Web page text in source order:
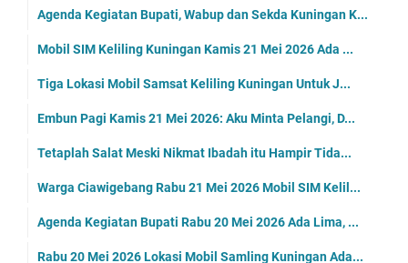
Agenda Kegiatan Bupati, Wabup dan Sekda Kuningan K...
Mobil SIM Keliling Kuningan Kamis 21 Mei 2026 Ada ...
Tiga Lokasi Mobil Samsat Keliling Kuningan Untuk J...
Embun Pagi Kamis 21 Mei 2026: Aku Minta Pelangi, D...
Tetaplah Salat Meski Nikmat Ibadah itu Hampir Tida...
Warga Ciawigebang Rabu 21 Mei 2026 Mobil SIM Kelil...
Agenda Kegiatan Bupati Rabu 20 Mei 2026 Ada Lima, ...
Rabu 20 Mei 2026 Lokasi Mobil Samling Kuningan Ada...